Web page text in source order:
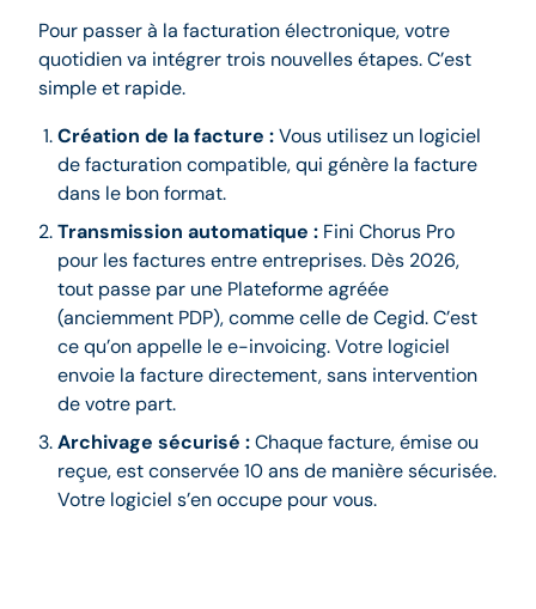
Pour passer à la facturation électronique, votre
quotidien va intégrer trois nouvelles étapes. C’est
simple et rapide.
Création de la facture :Vous utilisez un logiciel
de facturation compatible, qui génère la facture
dans le bon format.
Transmission automatique : Fini Chorus Pro
pour les factures entre entreprises. Dès 2026,
tout passe par une Plateforme agréée
(anciemment PDP), comme celle de Cegid. C’est
ce qu’on appelle le e-invoicing. Votre logiciel
envoie la facture directement, sans intervention
de votre part.
Archivage sécurisé :Chaque facture, émise ou
reçue, est conservée 10 ans de manière sécurisée.
Votre logiciel s’en occupe pour vous.